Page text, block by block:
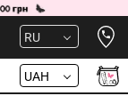
RU
UAH